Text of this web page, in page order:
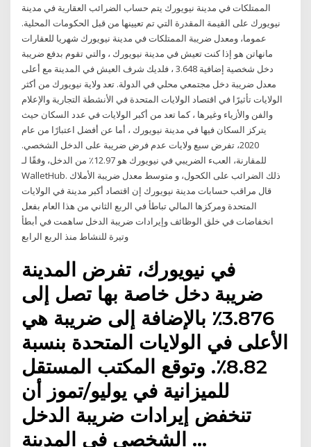
الممتلكات في مدينة نيويورك يتم حساب الضرائب العقارية في مدينة
نيويورك على القيمة المقدرة التي تم تعيينها من قبل الحكومات المحلية.
عموما، ومعدل ضريبة الممتلكات في مدينة نيويورك شهريا للعقارات
مانهاتن هو إذا كنت تعيش في مدينة نيويورك ، والتي تقوم بدفع ضريبة
دخل شخصية إضافية 3.648 ، فلديك شرف العيش في المدينة مع أعلى
معدل ضريبة دخل مجتمعي محلي في الدولة. تعد ولاية نيويورك من أكثر
الولايات تأثيرًا في اقتصاد الولايات المتحدة في الأنشطة التجارية والإعلام
والفن والأزياء وغيرها ، كما تعد من أكبر الولايات في عدد السكان حيث
يتركز السكان فيها في مدينة نيويورك ، أما عن أفضل اعتبارًا من عام
2020، تفرض سبع ولايات عدم فرض ضريبة على الدخل الشخصي.
للمقارنة، العبء الضريبي في نيويورك هو 12.97٪ من الدخل، وفقًا لـ
WalletHub. ذلك الضرائب على الكحول، و متوسط معدل ضريبة الأملاك
قال مراقب حسابات مدينة نيويورك إن اقتصاد أكبر مدينة في الولايات
المتحدة ومركزها المالي تباطأ في الربع الثاني من هذا العام بفعل
انخفاضات في خلق الوظائف وإيرادات ضريبة الدخل ساهمت في أبطأ
وتيرة للنشاط منذ الربع الرابع
في نيويورك، تفرض المدينة
ضريبة دخل خاصة بها تصل إلى
3.876٪ بالإضافة إلى ضريبة هي
الأعلى في الولايات المتحدة بنسبة
8.82٪. وتوقع المكتب المستقل
للميزانية في يوليو/تموز أن
تنخفض إيرادات ضريبة الدخل
الشخصي في المدينة …